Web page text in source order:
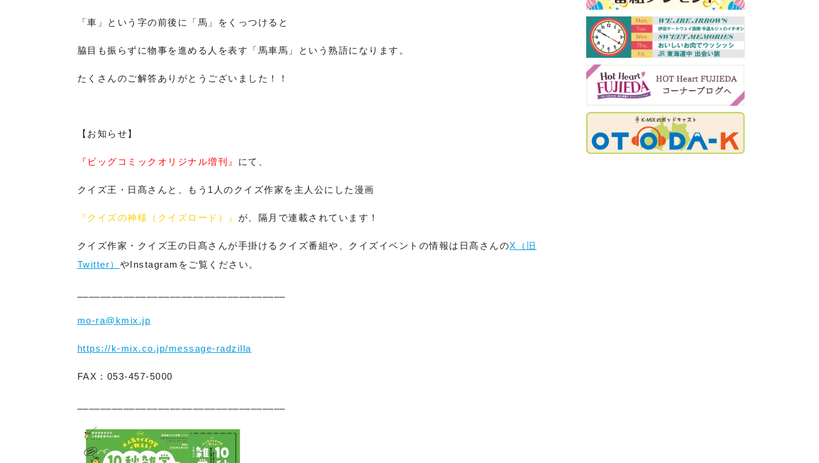
「車」という字の前後に「馬」をくっつけると
脇目も振らずに物事を進める人を表す「馬車馬」という熟語になります。
たくさんのご解答ありがとうございました！！
【お知らせ】
『ビッグコミックオリジナル増刊』 にて、
クイズ王・日髙さんと、もう1人のクイズ作家を主人公にした漫画
『クイズの神様（クイズロード）』 が、隔月で連載されています！
クイズ作家・クイズ王の日髙さんが手掛けるクイズ番組や、クイズイベントの情報は日髙さんのX（旧
Twitter） やInstagramをご覧ください。
mo-ra@kmix.jp
https://k-mix.co.jp/message-radzilla
FAX：053-457-5000